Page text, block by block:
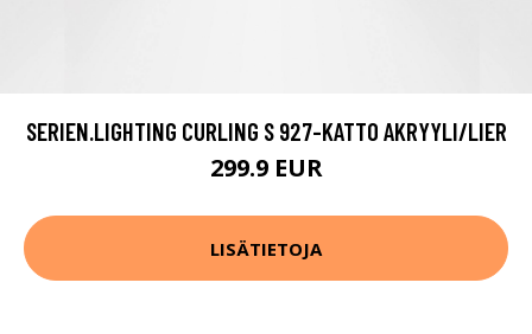
SERIEN.LIGHTING CURLING S 927-KATTO AKRYYLI/LIER
299.9 EUR
LISÄTIETOJA